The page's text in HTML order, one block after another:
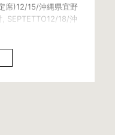
席)12/15/沖縄県宜野
SEPTETTO12/18/沖
#コンサート #旅
#全国行脚